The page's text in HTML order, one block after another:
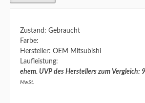
Zustand: Gebraucht
Farbe:
Hersteller: OEM Mitsubishi
Laufleistung:
ehem. UVP des Herstellers zum Vergleich:
MwSt.